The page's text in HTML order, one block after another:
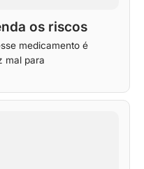
os riscos
medicamento é
mal para